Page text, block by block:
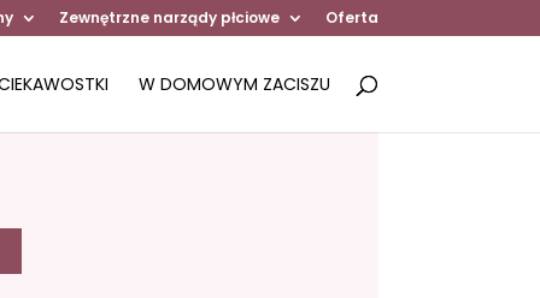
Zewnętrzne narządy płciowe Oferta
W DOMOWYM ZACISZU